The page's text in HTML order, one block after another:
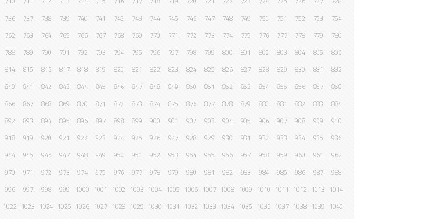
736
737 738 739 740 741 742 743 744 745 746 747 748 749 750 751 752 753
754
762
763 764 765 766 767 768 769 770 771 772 773 774 775 776 777 778 779
780
788
789 790 791 792 793 794 795 796 797 798 799 800 801 802 803 804 805
806
814
815 816 817 818 819 820 821 822 823 824 825 826 827 828 829 830 831
832
840
841 842 843 844 845 846 847 848 849 850 851 852 853 854 855 856 857
858
866
867 868 869 870 871 872 873 874 875 876 877 878 879 880 881 882 883
884
892
893 894 895 896 897 898 899 900 901 902 903 904 905 906 907 908 909
910
918
919 920 921 922 923 924 925 926 927 928 929 930 931 932 933 934 935
936
944
945 946 947 948 949 950 951 952 953 954 955 956 957 958 959 960 961
962
970
971 972 973 974 975 976 977 978 979 980 981 982 983 984 985 986 987
988
996
997 998 999 1000 1001 1002 1003 1004 1005 1006 1007 1008 1009 1010 1011 1012 1013 1014
1022 1023 1024 1025 1026 1027 1028 1029 1030 1031 1032 1033 1034 1035 1036 1037 1038 1039 1040